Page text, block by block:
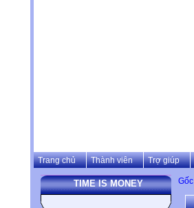
Trang chủ Thành viên Trợ giúp
TIME IS MONEY Gốc